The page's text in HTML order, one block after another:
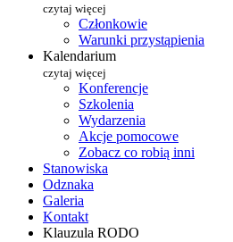
czytaj więcej
Członkowie
Warunki przystąpienia
Kalendarium
czytaj więcej
Konferencje
Szkolenia
Wydarzenia
Akcje pomocowe
Zobacz co robią inni
Stanowiska
Odznaka
Galeria
Kontakt
Klauzula RODO